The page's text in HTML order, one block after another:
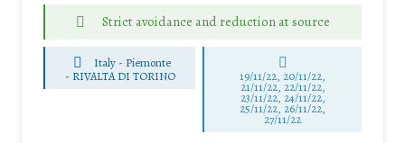
Strict avoidance and reduction at source
Italy - Piemonte
- RIVALTA DI TORINO 19/11/22, 20/11/22,
21/11/22, 22/11/22,
23/11/22, 24/11/22,
25/11/22, 26/11/22,
27/11/22